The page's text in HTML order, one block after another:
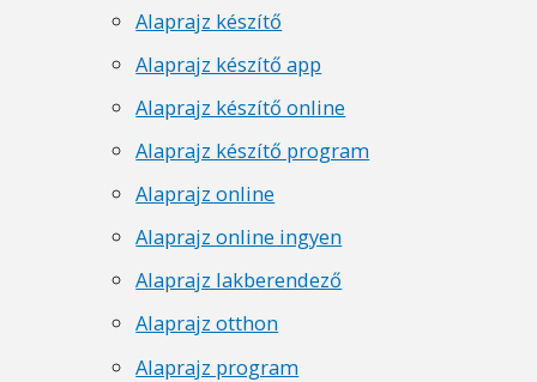
Alaprajz készítő
Alaprajz készítő app
Alaprajz készítő online
Alaprajz készítő program
Alaprajz online
Alaprajz online ingyen
Alaprajz lakberendező
Alaprajz otthon
Alaprajz program